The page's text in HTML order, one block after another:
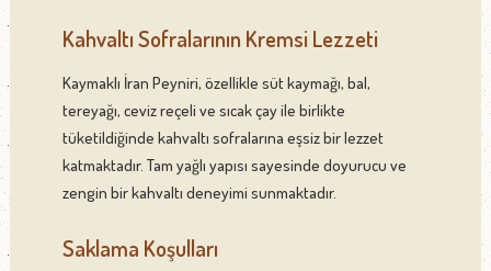
Kahvaltı Sofralarının Kremsi Lezzeti
Kaymaklı İran Peyniri, özellikle süt kaymağı, bal,
tereyağı, ceviz reçeli ve sıcak çay ile birlikte
tüketildiğinde kahvaltı sofralarına eşsiz bir lezzet
katmaktadır. Tam yağlı yapısı sayesinde doyurucu ve
zengin bir kahvaltı deneyimi sunmaktadır.
Saklama Koşulları